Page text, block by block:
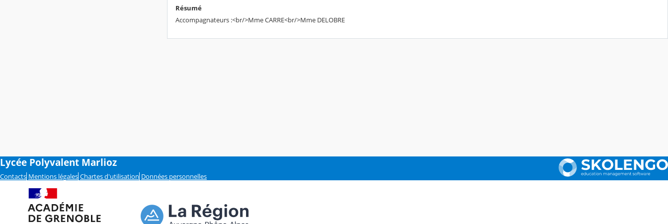
Résumé
Accompagnateurs :<br/>Mme CARRE<br/>Mme DELOBRE
Lycée Polyvalent Marlioz
Contacts Mentions légales Chartes d'utilisation Données personnelles